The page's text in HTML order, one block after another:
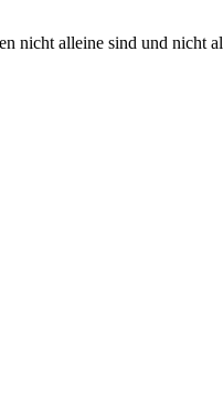
nicht alleine sind und